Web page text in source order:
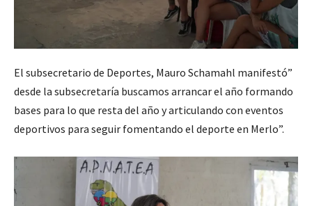
El subsecretario de Deportes, Mauro Schamahl manifestó”
desde la subsecretaría buscamos arrancar el año formando
bases para lo que resta del año y articulando con eventos
deportivos para seguir fomentando el deporte en Merlo”.